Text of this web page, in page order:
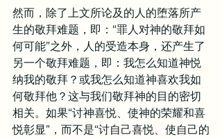
然而，除了上文所论及的人的堕落所产
生的敬拜难题，即：“罪人对神的敬拜如
何可能”之外，人的受造本身，还产生了
另一个敬拜难题，即：我怎么知道神悦
纳我的敬拜？或我怎么知道神喜欢我如
何敬拜他？这与我们敬拜神的目的密切
相关。如果“讨神喜悦、使神的荣耀和喜
悦彰显”，而不是“讨自己喜悦、使自己的